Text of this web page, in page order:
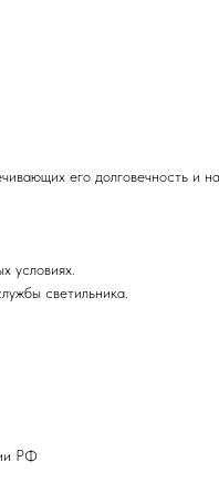
его долговечность и
условиях.
светильника.
РФ